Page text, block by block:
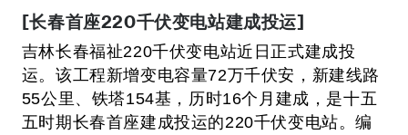
[长春首座220千伏变电站建成投运]
吉林长春福祉220千伏变电站近日正式建成投
运。该工程新增变电容量72万千伏安，新建线路
55公里、铁塔154基，历时16个月建成，是十五
五时期长春首座建成投运的220千伏变电站。编